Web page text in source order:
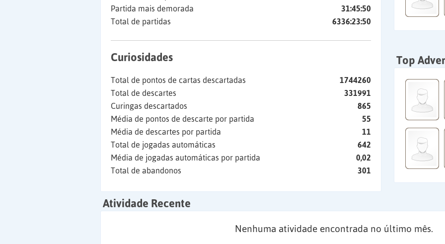
Partida mais demorada
31:45:50
Total de partidas
6336:23:50
Curiosidades
Total de pontos de cartas descartadas
1744260
Total de descartes
331991
Curingas descartados
865
Média de pontos de descarte por partida
55
Média de descartes por partida
11
Total de jogadas automáticas
642
Média de jogadas automáticas por partida
0,02
Total de abandonos
301
Top
Atividade Recente
Nenhuma atividade encontrada no último mês.